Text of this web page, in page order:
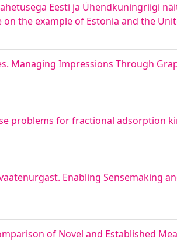
Eesti ja Ühendkuningriigi
the example of Estonia and the
Managing Impressions Through
problems for fractional adsorption
Enabling Sensemaking
of Novel and Established